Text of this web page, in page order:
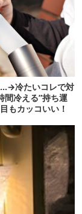
冷たいコレで対
間冷える”持ち運
もカッコいい！